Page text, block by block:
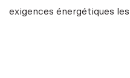
exigences énergétiques